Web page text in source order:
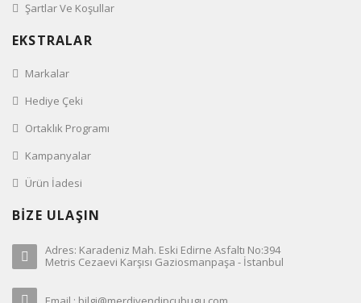
Şartlar Ve Koşullar
EKSTRALAR
Markalar
Hediye Çeki
Ortaklık Programı
Kampanyalar
Ürün İadesi
BİZE ULAŞIN
Adres: Karadeniz Mah. Eski Edirne Asfaltı No:394
Metris Cezaevi Karşısı Gaziosmanpaşa - İstanbul